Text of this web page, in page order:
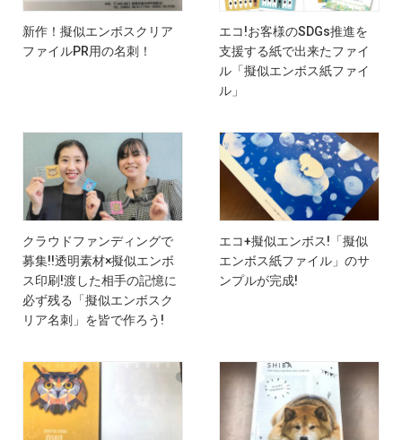
新作！擬似エンボスクリア
ファイルPR用の名刺！
エコ!お客様のSDGs推進を
支援する紙で出来たファイ
ル「擬似エンボス紙ファイ
ル」
クラウドファンディングで
募集!!透明素材×擬似エンボ
ス印刷!渡した相手の記憶に
必ず残る「擬似エンボスク
リア名刺」を皆で作ろう!
エコ+擬似エンボス!「擬似
エンボス紙ファイル」のサ
ンプルが完成!